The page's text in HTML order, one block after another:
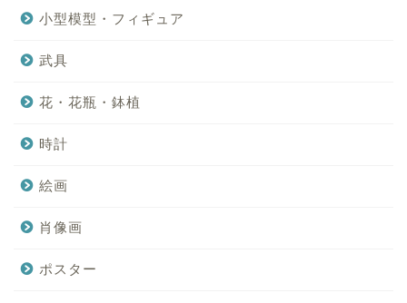
小型模型・フィギュア
武具
花・花瓶・鉢植
時計
絵画
肖像画
ポスター